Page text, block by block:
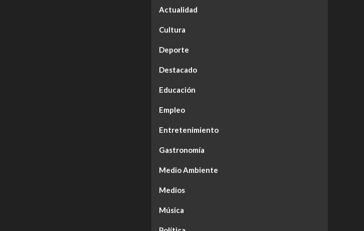
Actualidad
Cultura
Deporte
Destacado
Educación
Empleo
Entretenimiento
Gastronomía
Medio Ambiente
Medios
Música